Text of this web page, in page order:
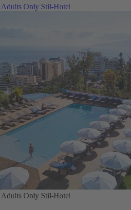
Only Stil-Hotel
Only Stil-Hotel